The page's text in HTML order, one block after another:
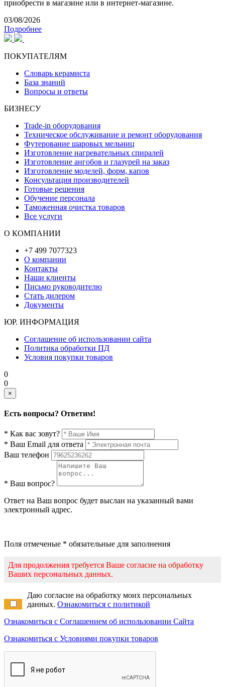
приобрести в магазине или в интернет-магазине.
03/08/2026
Подробнее
ПОКУПАТЕЛЯМ
Словарь керамиста
База знаний
Вопросы и ответы
БИЗНЕСУ
Trade-in оборудования
Техническое обслуживание и ремонт оборудования
Футерование шаровых мельниц
Изготовление нагревательных спиралей
Изготовление ангобов и глазурей на заказ
Изготовление моделей, форм, капов
Консультация производителей
Готовые решения
Обучение персонала
Таможенная очистка товаров
Все услуги
О КОМПАНИИ
+7 499 7077323
О компании
Контакты
Наши клиенты
Письмо руководителю
Стать дилером
Документы
ЮР. ИНФОРМАЦИЯ
Соглашение об использовании сайта
Политика обработки ПД
Условия покупки товаров
0
0
×
Есть вопросы? Ответим!
* Как вас зовут?
* Ваш Email для ответа
Ваш телефон
* Ваш вопрос?
Ответ на Ваш вопрос будет выслан на указанный вами
электронный адрес.
Поля отмеченые * обязательные для заполнения
Для продолжения требуется Ваше согласие на обработку
Ваших персональных данных.
Даю согласие на обработку моих персональных
данных. Ознакомиться с политикой
Ознакомиться с Соглашением об использовании Сайта
Ознакомиться с Условиями покупки товаров